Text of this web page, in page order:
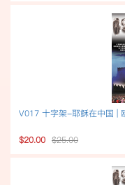
V017 十字架-耶稣在中国 |
$20.00 $25.00